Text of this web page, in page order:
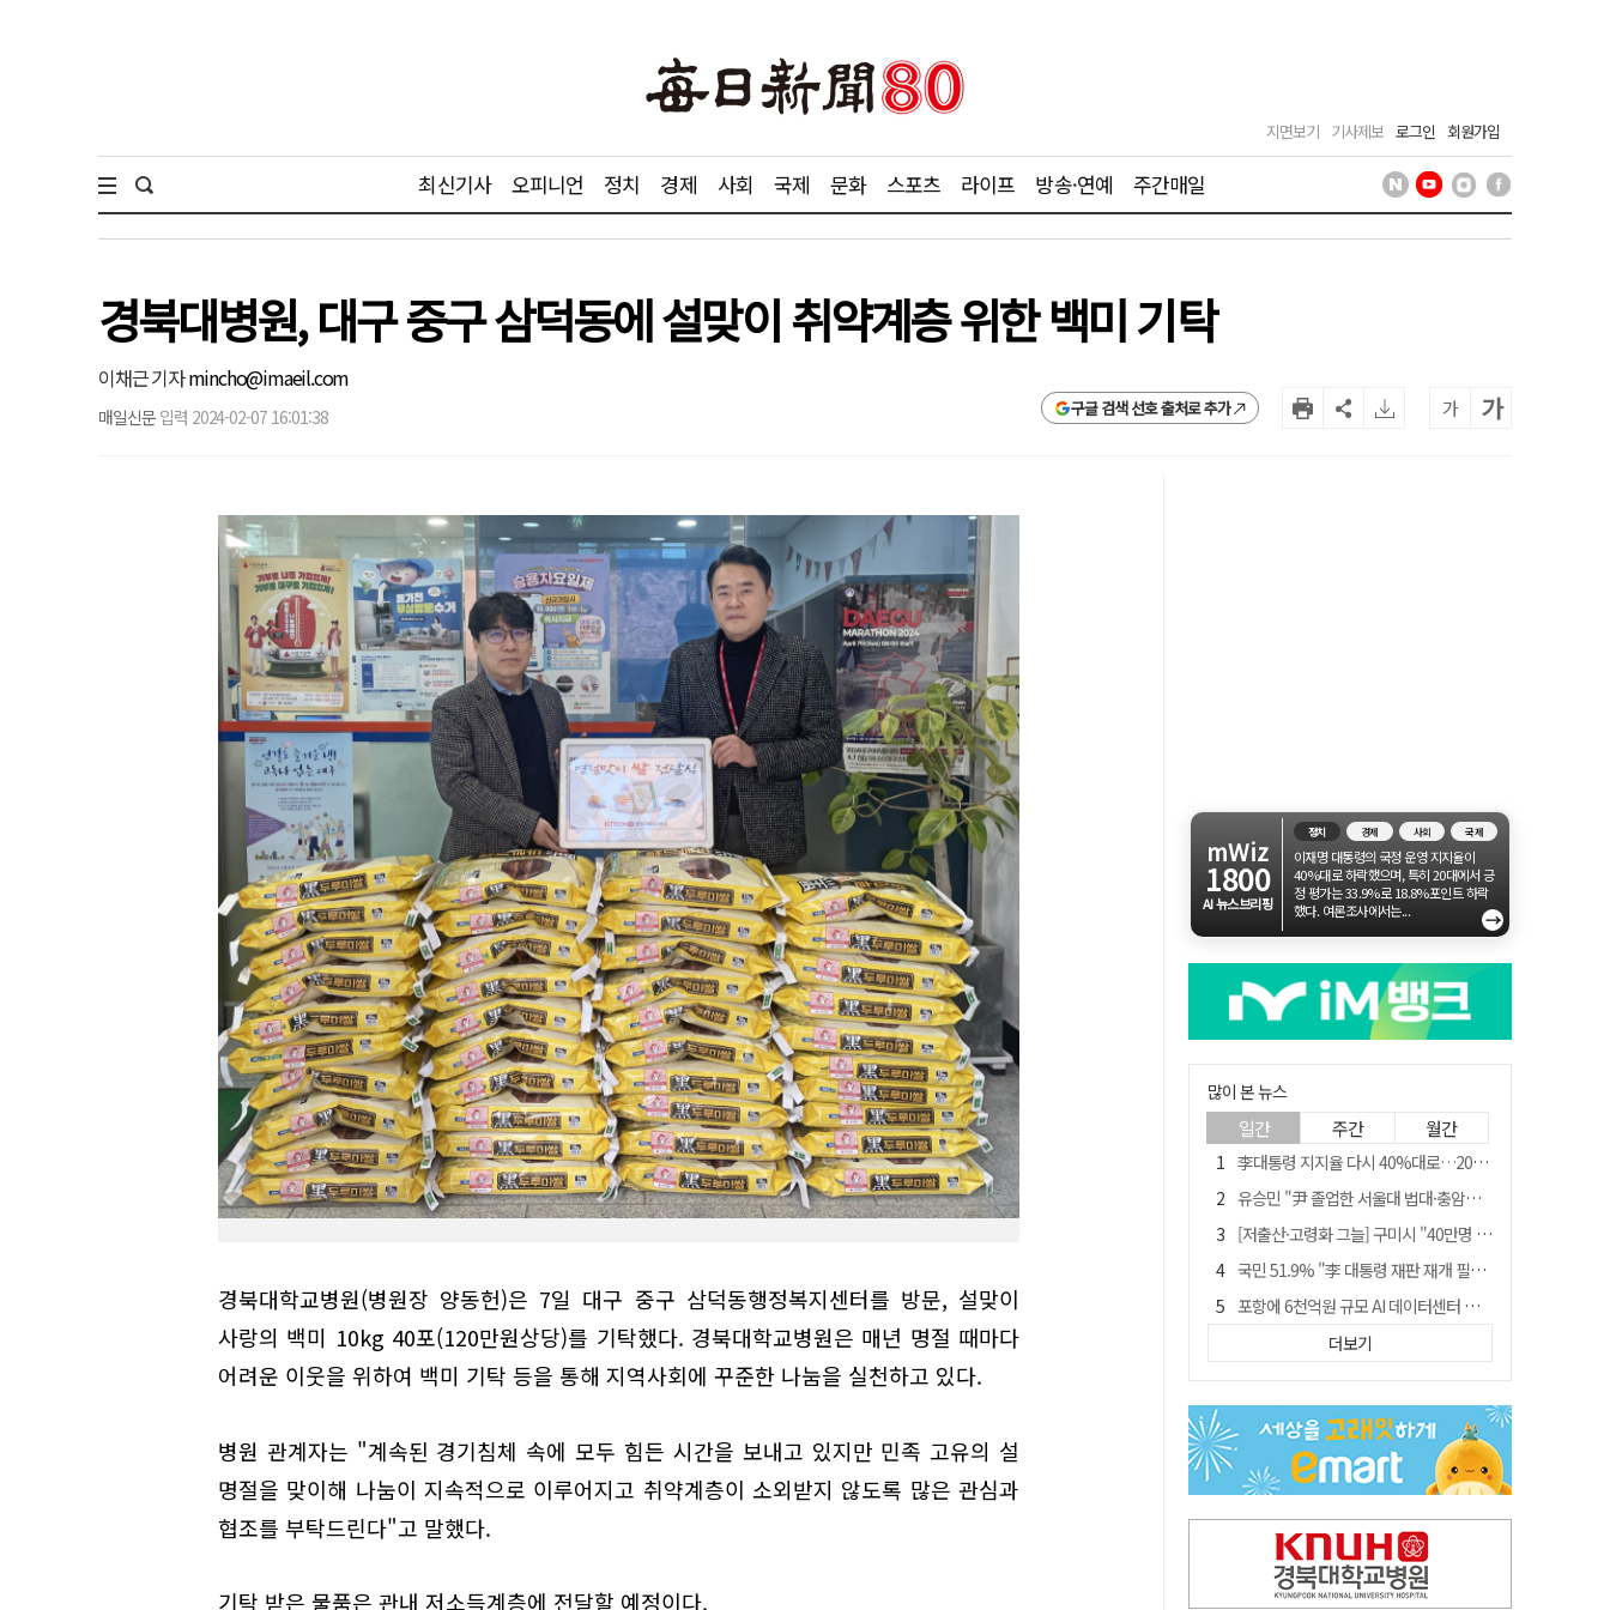
지면보기 기사제보 로그인 회원가입
최신기사 오피니언 정치 경제 사회 국제 문화 스포츠 라이프 방송·연예 주간매일
경북대병원, 대구 중구 삼덕동에 설맞이 취약계층 위한 백미 기탁
이채근 기자mincho@imaeil.com
매일신문 입력 2024-02-07 16:01:38 구글 검색 선호 출처로 추가 가 가
경북대학교병원(병원장 양동헌)은 7일 대구 중구 삼덕동행정복지센터를 방문, 설맞이
사랑의 백미 10kg 40포(120만원상당)를 기탁했다. 경북대학교병원은 매년 명절 때마다
어려운 이웃을 위하여 백미 기탁 등을 통해 지역사회에 꾸준한 나눔을 실천하고 있다.
병원 관계자는 "계속된 경기침체 속에 모두 힘든 시간을 보내고 있지만 민족 고유의 설
명절을 맞이해 나눔이 지속적으로 이루어지고 취약계층이 소외받지 않도록 많은 관심과
협조를 부탁드린다"고 말했다.
기탁 받은 물품은 관내 저소득계층에 전달할 예정이다.
mWiz
1800
AI 뉴스브리핑
정치 경제 사회 국제
이재명 대통령의 국정 운영 지지율이
40%대로 하락했으며, 특히 20대에서 긍
정 평가는 33.9%로 18.8%포인트 하락
했다. 여론조사에서는...
→
많이 본 뉴스
일간 주간 월간
李대통령 지지율 다시 40%대로…20대는 18.8%p 급락
유승민 "尹 졸업한 서울대 법대·충암고도 없애야"…李 육사 통합 직격
[저출산·고령화 그늘] 구미시 "40만명 사수" 고령군 "3만명대 회복"
국민 51.9% "李 대통령 재판 재개 필요하다"
포항에 6천억원 규모 AI 데이터센터 들어선다
李대통령 "육사 출신이 또 쿠데타 할 수도"…육사 총동창회 "정치적 보복"
경북 영천시, 9월부터 11월까지 반값 여행 혜택 제공
"김용민, 흑백논리로 세상 보는 듯" 검찰 내부서 지탄
월 매출 9천만원에도 문 닫는 영양 젖소농장… "일할 사람이 없어"
더보기